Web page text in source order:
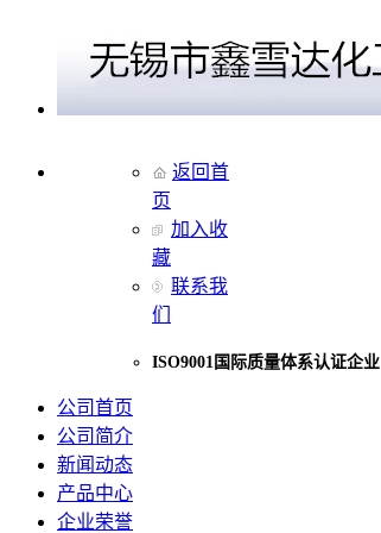
返回首
页
加入收
藏
联系我
们
ISO9001国际质量体系认证企业
公司首页
公司简介
新闻动态
产品中心
企业荣誉